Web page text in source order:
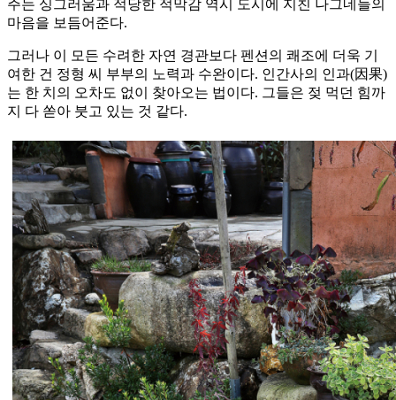
주는 싱그러움과 적당한 적막감 역시 도시에 지친 나그네들의
마음을 보듬어준다.
그러나 이 모든 수려한 자연 경관보다 펜션의 쾌조에 더욱 기
여한 건 정형 씨 부부의 노력과 수완이다. 인간사의 인과(因果)
는 한 치의 오차도 없이 찾아오는 법이다. 그들은 젖 먹던 힘까
지 다 쏟아 붓고 있는 것 같다.